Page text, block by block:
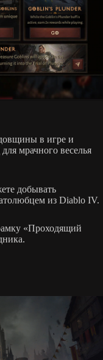
в игре и
мрачного веселья
добывать
из Diablo IV.
«Проходящий